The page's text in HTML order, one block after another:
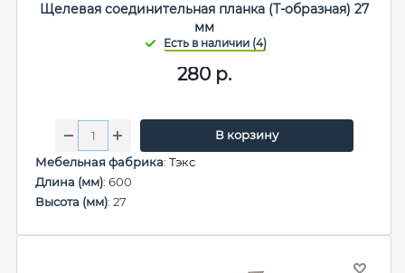
Щелевая соединительная планка (Т-образная) 27
мм
280 р.
В корзину
Мебельная фабрика: Тэкс
Длина (мм): 600
Высота (мм): 27